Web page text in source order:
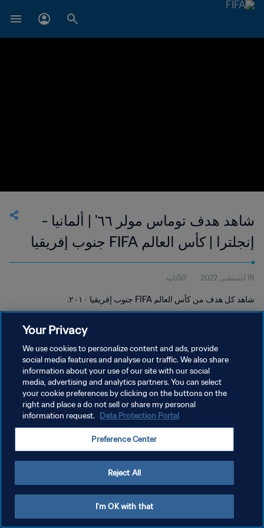
شاهد هدف توماس مولر ٦٦' | ألمانيا -
إنجلترا | كأس العالم FIFA جنوب إفريقيا
٢٠١٠
18 أغسطس 2022 50ثانية
شاهد كل هدف من كأس العالم FIFA جنوب إفريقيا ٢٠١٠.
سياسة الخصوصية
شروط الخدمة
إدارة تفضيلات ملفات تعريف الارتباط
Your Privacy
We use cookies to personalize content and ads, provide
social media features and analyse our traffic. We also share
information about your use of our site with our social
media, advertising and analytics partners. You can select
your cookie preferences by clicking on the buttons on the
right and place a do not sell or share my personal
information request. Data Protection Portal
Preference Center
Reject All
I'm OK with that